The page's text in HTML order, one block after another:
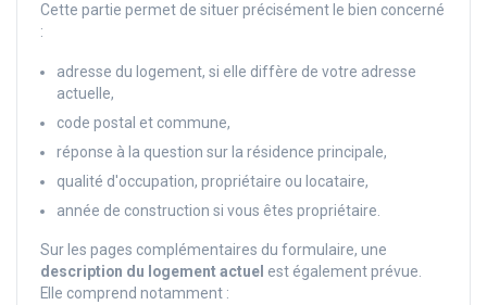
Cette partie permet de situer précisément le bien concerné
:
adresse du logement, si elle diffère de votre adresse
actuelle,
code postal et commune,
réponse à la question sur la résidence principale,
qualité d'occupation, propriétaire ou locataire,
année de construction si vous êtes propriétaire.
Sur les pages complémentaires du formulaire, une
description du logement actuel est également prévue.
Elle comprend notamment :